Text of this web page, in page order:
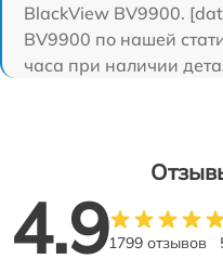
BlackView BV9900.
BV9900 по нашей
часа при наличии
4.91799 отзывов